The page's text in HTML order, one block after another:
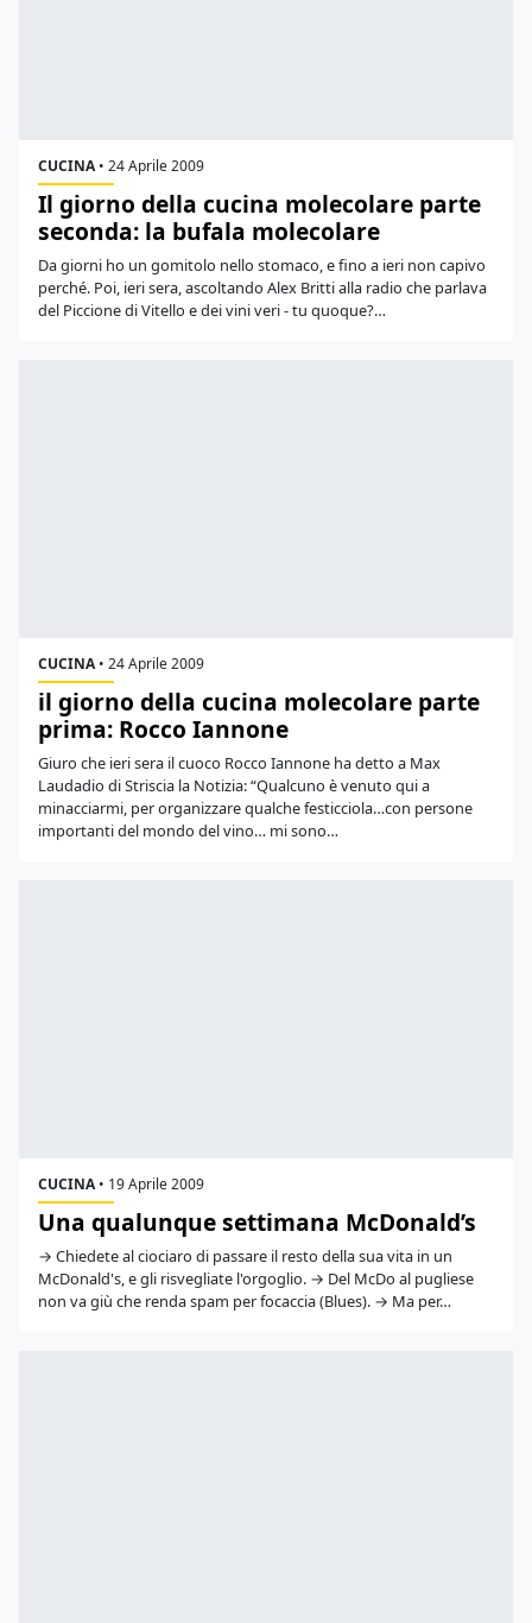
CUCINA• 24 Aprile 2009
Il giorno della cucina molecolare parte
seconda: la bufala molecolare
Da giorni ho un gomitolo nello stomaco, e fino a ieri non capivo
perché. Poi, ieri sera, ascoltando Alex Britti alla radio che parlava
del Piccione di Vitello e dei vini veri - tu quoque?…
CUCINA• 24 Aprile 2009
il giorno della cucina molecolare parte
prima: Rocco Iannone
Giuro che ieri sera il cuoco Rocco Iannone ha detto a Max
Laudadio di Striscia la Notizia: “Qualcuno è venuto qui a
minacciarmi, per organizzare qualche festicciola…con persone
importanti del mondo del vino… mi sono…
CUCINA• 19 Aprile 2009
Una qualunque settimana McDonald’s
→ Chiedete al ciociaro di passare il resto della sua vita in un
McDonald's, e gli risvegliate l'orgoglio. → Del McDo al pugliese
non va giù che renda spam per focaccia (Blues). → Ma per…